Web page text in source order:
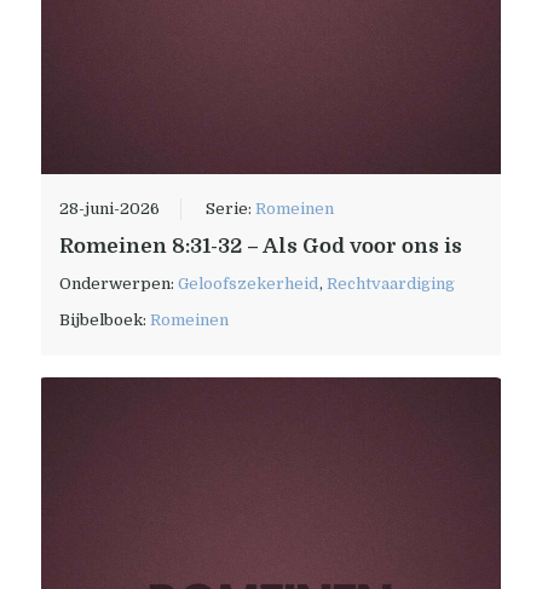
28-juni-2026 Serie:Romeinen
Romeinen 8:31-32 – Als God voor ons is
Onderwerpen:Geloofszekerheid,Rechtvaardiging
Bijbelboek:Romeinen